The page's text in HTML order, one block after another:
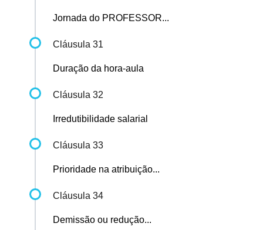
Jornada do PROFESSOR...
Cláusula 31
Duração da hora-aula
Cláusula 32
Irredutibilidade salarial
Cláusula 33
Prioridade na atribuição...
Cláusula 34
Demissão ou redução...